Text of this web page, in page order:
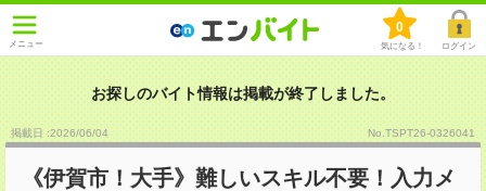
メニュー
0
気になる！ ログイン
お探しのバイト情報は掲載が終了しました。
掲載日 :2026/06/04 No.TSPT26-0326041
《伊賀市！大手》難しいスキル不要！入力メ